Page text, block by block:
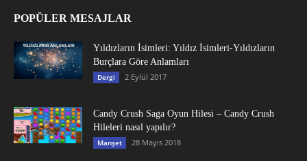
POPÜLER MESAJLAR
Yıldızların İsimleri: Yıldız İsimleri-Yıldızların
Burçlara Göre Anlamları
Dergi 2 Eylül 2017
Candy Crush Saga Oyun Hilesi – Candy Crush
Hileleri nasıl yapılır?
Manşet 28 Mayıs 2018